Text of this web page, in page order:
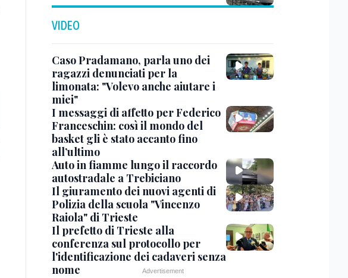
VIDEO
Caso Pradamano, parla uno dei
ragazzi denunciati per la
limonata: "Volevo anche aiutare i
miei"
I messaggi di affetto per Federico
Franceschin: così il mondo del
basket gli è stato accanto fino
all’ultimo
Auto in fiamme lungo il raccordo
autostradale a Trebiciano
Il giuramento dei nuovi agenti di
Polizia della scuola "Vincenzo
Raiola" di Trieste
Il prefetto di Trieste alla
conferenza sul protocollo per
l'identificazione dei cadaveri senza
nome